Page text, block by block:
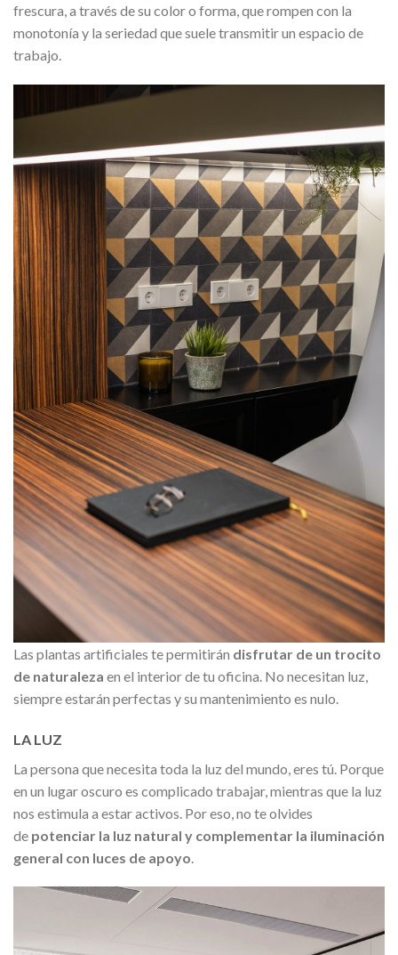
frescura, a través de su color o forma, que rompen con la
monotonía y la seriedad que suele transmitir un espacio de
trabajo.
Las plantas artificiales te permitirán disfrutar de un trocito
de naturaleza en el interior de tu oficina. No necesitan luz,
siempre estarán perfectas y su mantenimiento es nulo.
LA LUZ
La persona que necesita toda la luz del mundo, eres tú. Porque
en un lugar oscuro es complicado trabajar, mientras que la luz
nos estimula a estar activos. Por eso, no te olvides
de potenciar la luz natural y complementar la iluminación
general con luces de apoyo